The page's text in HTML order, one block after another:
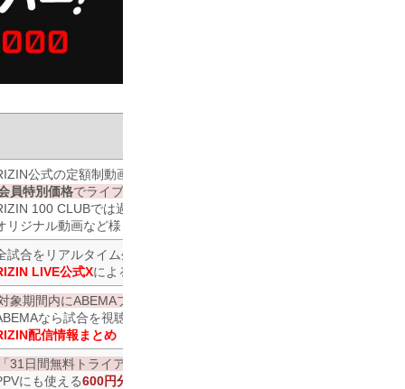
公式の定額制動画サービス
員特別価格でライブ配信をお得に視聴！
100 CLUBでは過去の名勝負や
リジナル動画など様々な会員サービスを提供中！
試合をリアルタイム生配信！
LIVE公式Xによる問合わせ対応
象期間内にABEMAプレミアム登録で
なら試合を視聴しながらリアルタイムでコメントが可能！
配信情報まとめ
「31日間無料トライアル」初回登録
にも使える600円分のポイントプレゼント！